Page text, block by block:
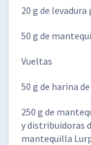
20 g de
50 g de
Vueltas
50 g de harina
250 g de
y distribuidoras
mantequilla